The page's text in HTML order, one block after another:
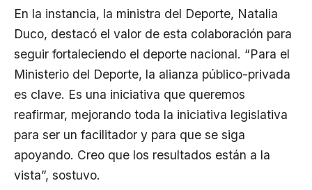
En la instancia, la ministra del Deporte, Natalia
Duco, destacó el valor de esta colaboración para
seguir fortaleciendo el deporte nacional. “Para el
Ministerio del Deporte, la alianza público-privada
es clave. Es una iniciativa que queremos
reafirmar, mejorando toda la iniciativa legislativa
para ser un facilitador y para que se siga
apoyando. Creo que los resultados están a la
vista”, sostuvo.